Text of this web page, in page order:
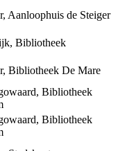
Aanloophuis de Steiger
Bibliotheek
Bibliotheek De Mare
Bibliotheek
Bibliotheek